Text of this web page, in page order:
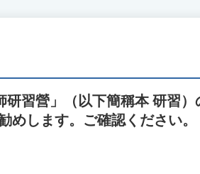
研習營」（以下簡稱本 研習
めします。ご確認ください。